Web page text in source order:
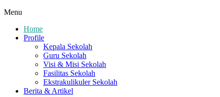
Menu
Home
Profile
Kepala Sekolah
Guru Sekolah
Visi & Misi Sekolah
Fasilitas Sekolah
Ekstrakulikuler Sekolah
Berita & Artikel